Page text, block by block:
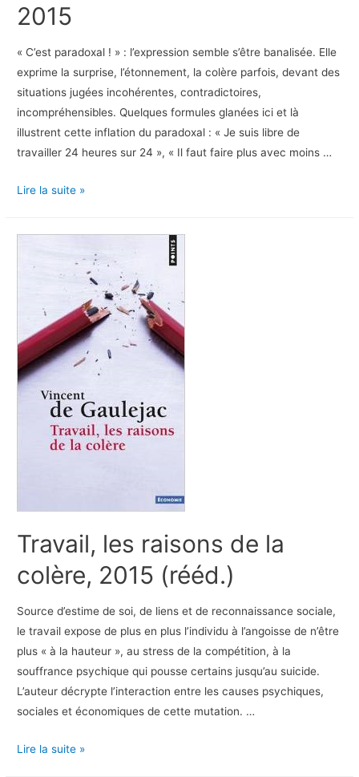
2015
« C’est paradoxal ! » : l’expression semble s’être banalisée. Elle
exprime la surprise, l’étonnement, la colère parfois, devant des
situations jugées incohérentes, contradictoires,
incompréhensibles. Quelques formules glanées ici et là
illustrent cette inflation du paradoxal : « Je suis libre de
travailler 24 heures sur 24 », « Il faut faire plus avec moins …
Le
système
fou,
2015
Lire la suite »
Travail, les raisons de la
colère, 2015 (rééd.)
Source d’estime de soi, de liens et de reconnaissance sociale,
le travail expose de plus en plus l’individu à l’angoisse de n’être
plus « à la hauteur », au stress de la compétition, à la
souffrance psychique qui pousse certains jusqu’au suicide.
L’auteur décrypte l’interaction entre les causes psychiques,
sociales et économiques de cette mutation. …
Travail,
Lire la suite »